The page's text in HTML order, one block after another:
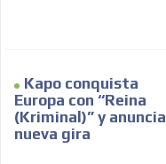
Kapo conquista
Europa con “Reina
(Kriminal)” y anuncia
nueva gira